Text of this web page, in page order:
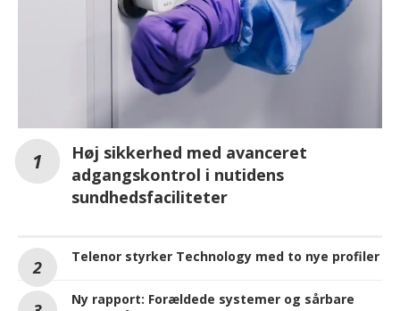
Høj sikkerhed med avanceret
adgangskontrol i nutidens
sundhedsfaciliteter
Telenor styrker Technology med to nye profiler
Ny rapport: Forældede systemer og sårbare